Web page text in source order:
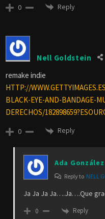
0 Reply
Nell Goldstein
remake indie
HTTP://
BLACK-EYE-AND-BANDAGE-
DERECHOS/
0 Reply
Ada González
Reply to NELL
Ja Ja Ja Ja….Ja….Que
0 Reply